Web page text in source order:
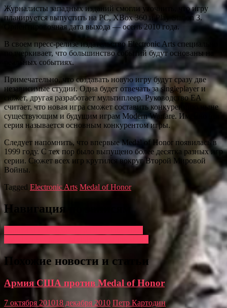
Журналисты западных изданий смогли уточнить, что игру
планируется выпустить на PC, XBox 360 и Play Station 3.
Ориентировочная дата выхода — осень 2010 года.
В своем пресс-релизе издательство Electronic Arts специально
подчеркивает, что большинство событий будут основаны на
реальных событиях.
Примечательно, что создавать новую игру будут сразу две
независимые студии. Одна будет отвечать за singleplayer и
сюжет, другая разработает мультиплеер. Руководство EA
считает, что новая игра сможет составить конкуренцию ныне
существующим и будущим играм Modern Warfare. Именно эта
серия называется основным конкурентом игры.
Следует напомнить, что впервые Medal of Honor появилась в
1999 году. С тех пор было выпущено более десятка разных игр
серии. Сюжет всех игр крутился вокруг Второй Мировой
Войны.
Tagged Electronic Arts Medal of Honor
Навигация по записям
Похожие новости и статьи
Армия США против Medal of Honor
7 октября 201018 декабря 2010 Петр Картодин